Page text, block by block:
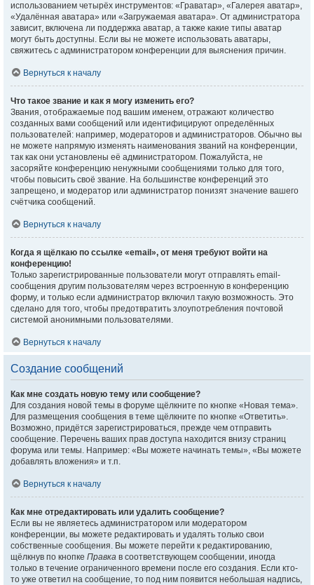
использованием четырёх инструментов: «Граватар», «Галерея аватар»,
«Удалённая аватара» или «Загружаемая аватара». От администратора
зависит, включена ли поддержка аватар, а также какие типы аватар
могут быть доступны. Если вы не можете использовать аватары,
свяжитесь с администратором конференции для выяснения причин.
Вернуться к началу
Что такое звание и как я могу изменить его?
Звания, отображаемые под вашим именем, отражают количество
созданных вами сообщений или идентифицируют определённых
пользователей: например, модераторов и администраторов. Обычно вы
не можете напрямую изменять наименования званий на конференции,
так как они установлены её администратором. Пожалуйста, не
засоряйте конференцию ненужными сообщениями только для того,
чтобы повысить своё звание. На большинстве конференций это
запрещено, и модератор или администратор понизят значение вашего
счётчика сообщений.
Вернуться к началу
Когда я щёлкаю по ссылке «email», от меня требуют войти на
конференцию!
Только зарегистрированные пользователи могут отправлять email-
сообщения другим пользователям через встроенную в конференцию
форму, и только если администратор включил такую возможность. Это
сделано для того, чтобы предотвратить злоупотребления почтовой
системой анонимными пользователями.
Вернуться к началу
Создание сообщений
Как мне создать новую тему или сообщение?
Для создания новой темы в форуме щёлкните по кнопке «Новая тема».
Для размещения сообщения в теме щёлкните по кнопке «Ответить».
Возможно, придётся зарегистрироваться, прежде чем отправить
сообщение. Перечень ваших прав доступа находится внизу страниц
форума или темы. Например: «Вы можете начинать темы», «Вы можете
добавлять вложения» и т.п.
Вернуться к началу
Как мне отредактировать или удалить сообщение?
Если вы не являетесь администратором или модератором
конференции, вы можете редактировать и удалять только свои
собственные сообщения. Вы можете перейти к редактированию,
щёлкнув по кнопке Правка в соответствующем сообщении, иногда
только в течение ограниченного времени после его создания. Если кто-
то уже ответил на сообщение, то под ним появится небольшая надпись,